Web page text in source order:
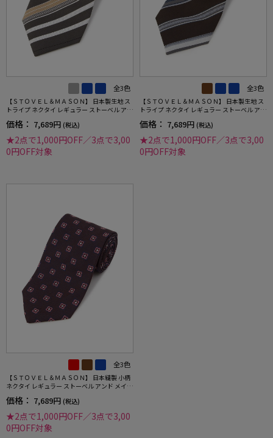
全3色
【ＳＴＯＶＥＬ＆ＭＡＳＯＮ】 日本製生地 ス
トライプ ネクタイ レギュラー ストーベル アン
ド メイソン 春夏
価格： 7,689円 (税込)
★2点で1,000円OFF／3点で3,00
0円OFF対象
全3色
【ＳＴＯＶＥＬ＆ＭＡＳＯＮ】 日本製生地 ス
トライプ ネクタイ レギュラー ストーベル アン
ド メイソン 春夏
価格： 7,689円 (税込)
★2点で1,000円OFF／3点で3,00
0円OFF対象
全3色
【ＳＴＯＶＥＬ＆ＭＡＳＯＮ】 日本縫製 小柄
ネクタイ レギュラー ストーベル アンド メイソ
ン 春夏
価格： 7,689円 (税込)
★2点で1,000円OFF／3点で3,00
0円OFF対象